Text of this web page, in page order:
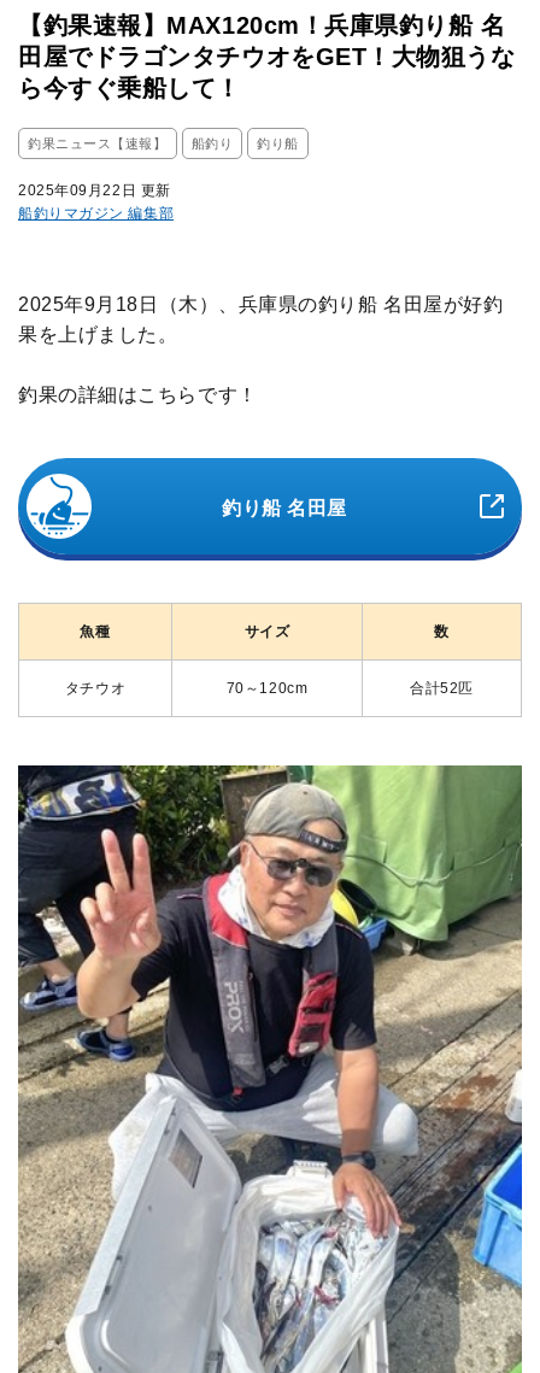
【釣果速報】MAX120cm！兵庫県釣り船 名
田屋でドラゴンタチウオをGET！大物狙うな
ら今すぐ乗船して！
釣果ニュース【速報】 船釣り 釣り船
2025年09月22日 更新
船釣りマガジン 編集部
2025年9月18日（木）、兵庫県の釣り船 名田屋が好釣
果を上げました。
釣果の詳細はこちらです！
釣り船 名田屋
魚種 サイズ 数
タチウオ 70～120cm 合計52匹